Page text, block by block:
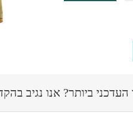
ביותר? אנו נגיב בהקדם